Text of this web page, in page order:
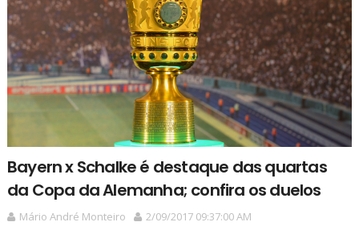
Bayern x Schalke é destaque das quartas
da Copa da Alemanha; confira os duelos
Mário André Monteiro
2/09/2017 09:37:00 AM